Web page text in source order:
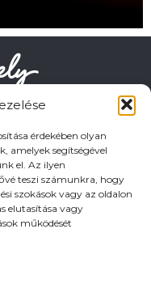
érdekében olyan
amelyek segítségével
el. Az ilyen
teszi számunkra, hogy
szokások vagy az oldalon
elutasítása vagy
működését